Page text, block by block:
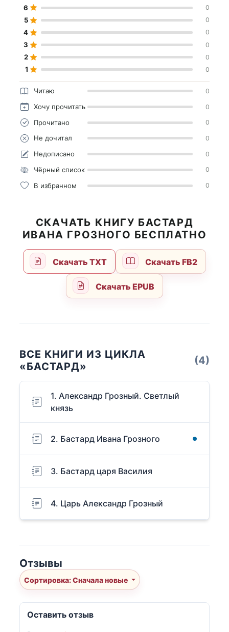
6 0
5 0
4 0
3 0
2 0
1 0
Читаю 0
Хочу прочитать 0
Прочитано 0
Не дочитал 0
Недописано 0
Чёрный список 0
В избранном 0
СКАЧАТЬ КНИГУ БАСТАРД
ИВАНА ГРОЗНОГО БЕСПЛАТНО
Скачать TXT Скачать FB2
Скачать EPUB
ВСЕ КНИГИ ИЗ ЦИКЛА
«БАСТАРД»
(4)
1. Александр Грозный. Светлый
князь
2. Бастард Ивана Грозного
3. Бастард царя Василия
4. Царь Александр Грозный
Отзывы
Сортировка: Сначала новые
Оставить отзыв